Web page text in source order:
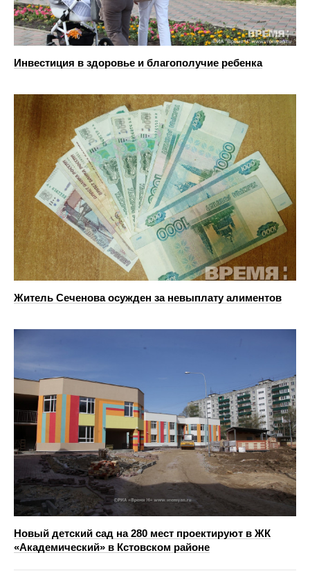
Инвестиция в здоровье и благополучие ребенка
Житель Сеченова осужден за невыплату алиментов
Новый детский сад на 280 мест проектируют в ЖК
«Академический» в Кстовском районе